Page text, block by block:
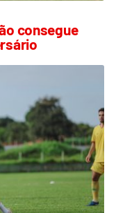
consegue